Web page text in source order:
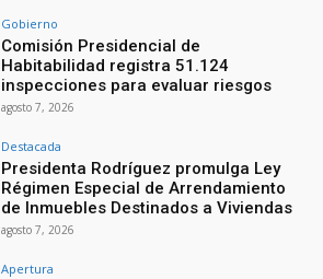
Gobierno
Comisión Presidencial de
Habitabilidad registra 51.124
inspecciones para evaluar riesgos
agosto 7, 2026
Destacada
Presidenta Rodríguez promulga Ley
Régimen Especial de Arrendamiento
de Inmuebles Destinados a Viviendas
agosto 7, 2026
Apertura